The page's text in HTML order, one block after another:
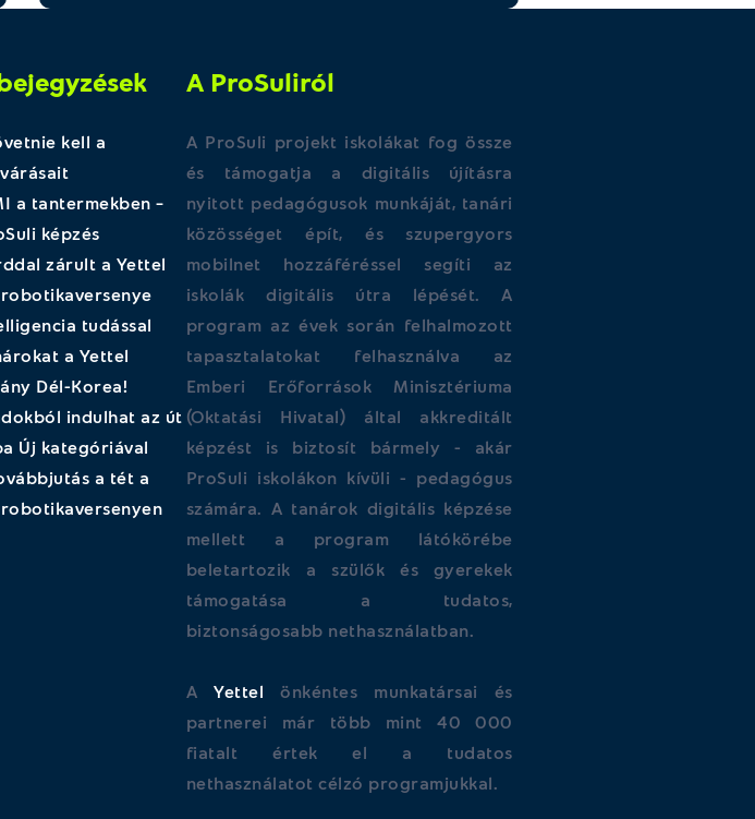
kell a
a tantermekben –
képzés
zárult a Yettel
tudással
a Yettel
Dél-Korea!
indulhat az út
Új kategóriával
a tét a
A ProSuliról
A ProSuli projekt iskolákat fog össze
és támogatja a digitális újításra
nyitott pedagógusok munkáját, tanári
közösséget épít, és szupergyors
mobilnet hozzáféréssel segíti az
iskolák digitális útra lépését. A
program az évek során felhalmozott
tapasztalatokat felhasználva az
Emberi Erőforrások Minisztériuma
(Oktatási Hivatal) által akkreditált
képzést is biztosít bármely - akár
ProSuli iskolákon kívüli - pedagógus
számára. A tanárok digitális képzése
mellett a program látókörébe
beletartozik a szülők és gyerekek
támogatása a tudatos,
biztonságosabb nethasználatban.
AYettel önkéntes munkatársai és
partnerei már több mint 40 000
fiatalt értek el a tudatos
nethasználatot célzó programjukkal.